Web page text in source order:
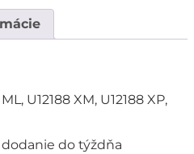
U12188 XM, U12188 XP,
do týždňa